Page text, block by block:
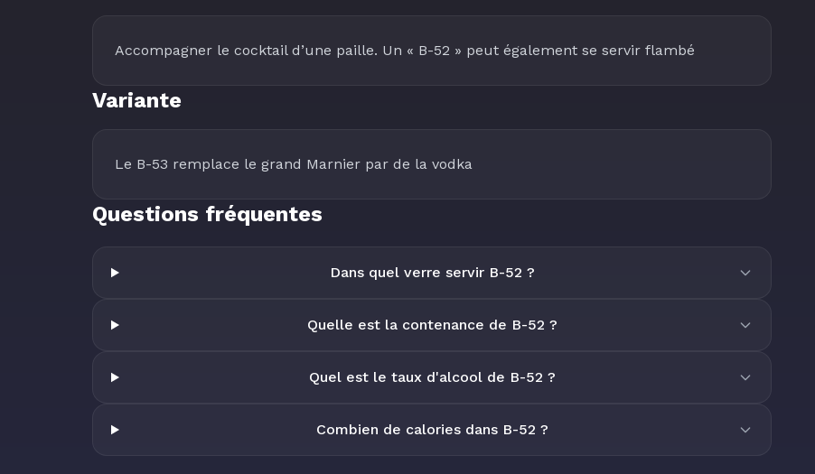
Accompagner le cocktail d’une paille. Un « B-52 » peut également se servir flambé
Variante
Le B-53 remplace le grand Marnier par de la vodka
Questions fréquentes
Dans quel verre servir B-52 ?
Quelle est la contenance de B-52 ?
Quel est le taux d'alcool de B-52 ?
Combien de calories dans B-52 ?